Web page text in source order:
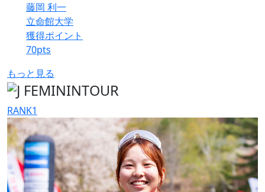
藤岡 利一
立命館大学
獲得ポイント
70pts
もっと見る
RANK1